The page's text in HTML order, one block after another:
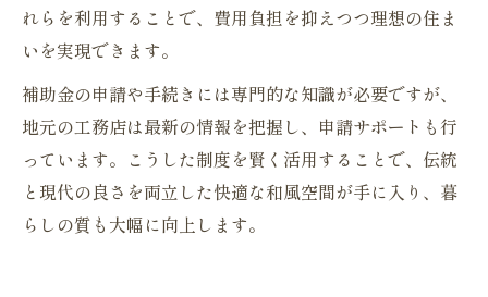
れらを利用することで、費用負担を抑えつつ理想の住ま
いを実現できます。
補助金の申請や手続きには専門的な知識が必要ですが、
地元の工務店は最新の情報を把握し、申請サポートも行
っています。こうした制度を賢く活用することで、伝統
と現代の良さを両立した快適な和風空間が手に入り、暮
らしの質も大幅に向上します。